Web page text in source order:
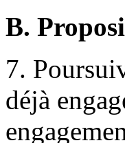
B.
7.
déjà